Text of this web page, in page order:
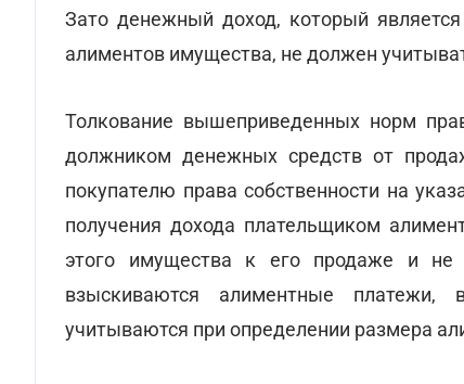
Зато денежный доход, который
алиментов имущества, не должен
Толкование вышеприведенных норм
должником денежных средств от
покупателю права собственности на
получения дохода плательщиком
этого имущества к его продаже и не
взыскиваются алиментные
учитываются при определении размера